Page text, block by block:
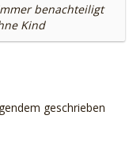
benachteiligt
Kind
geschrieben